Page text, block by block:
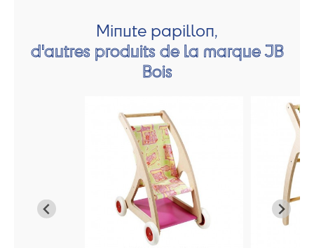
Minute papillon,
d'autres produits de la marque JB
Bois